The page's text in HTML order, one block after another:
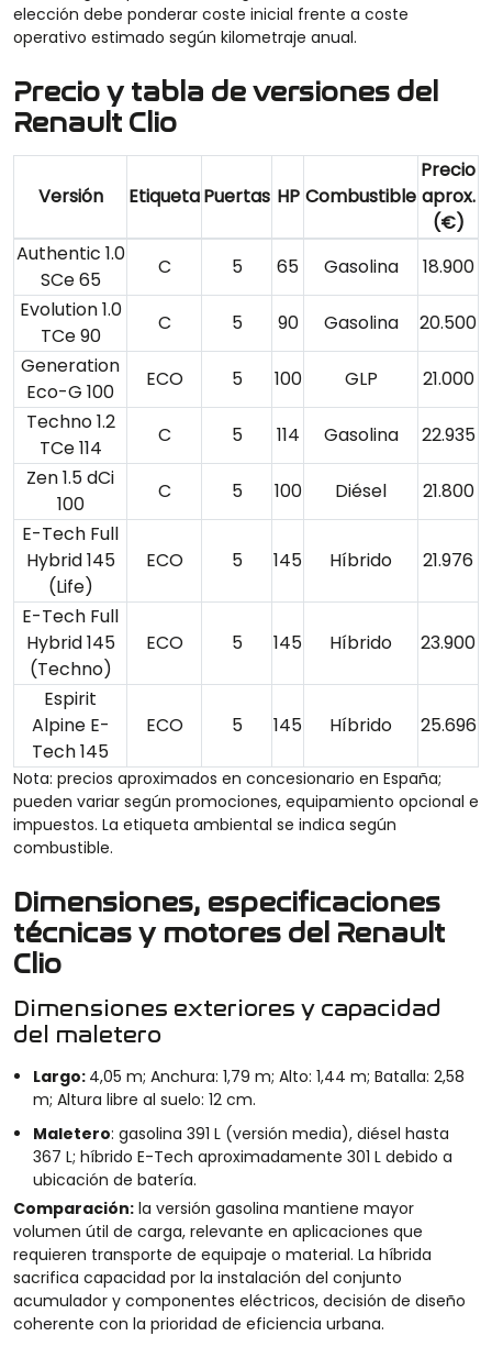
elección debe ponderar coste inicial frente a coste
operativo estimado según kilometraje anual.
Precio y tabla de versiones del
Renault Clio
Versión EtiquetaPuertas HP Combustible
Precio
aprox.
(€)
Authentic 1.0
SCe 65
C 5 65 Gasolina
18.900
Evolution 1.0
TCe 90
C 5 90 Gasolina
20.500
Generation
Eco-G 100
ECO 5 100 GLP
21.000
Techno 1.2
TCe 114
C 5 114 Gasolina
22.935
Zen 1.5 dCi
100
C 5 100 Diésel
21.800
E-Tech Full
Hybrid 145
(Life)
ECO 5 145 Híbrido 21.976
E-Tech Full
Hybrid 145
(Techno)
ECO 5 145 Híbrido 23.900
Espirit
Alpine E-
Tech 145
ECO 5 145 Híbrido 25.696
Nota: precios aproximados en concesionario en España;
pueden variar según promociones, equipamiento opcional e
impuestos. La etiqueta ambiental se indica según
combustible.
Dimensiones, especificaciones
técnicas y motores del Renault
Clio
Dimensiones exteriores y capacidad
del maletero
Largo: 4,05 m; Anchura: 1,79 m; Alto: 1,44 m; Batalla: 2,58
m; Altura libre al suelo: 12 cm.
Maletero: gasolina 391 L (versión media), diésel hasta
367 L; híbrido E-Tech aproximadamente 301 L debido a
ubicación de batería.
Comparación: la versión gasolina mantiene mayor
volumen útil de carga, relevante en aplicaciones que
requieren transporte de equipaje o material. La híbrida
sacrifica capacidad por la instalación del conjunto
acumulador y componentes eléctricos, decisión de diseño
coherente con la prioridad de eficiencia urbana.